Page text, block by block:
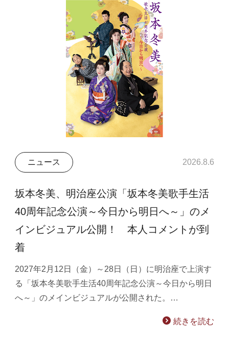
ニュース 2026.8.6
坂本冬美、明治座公演「坂本冬美歌手生活
40周年記念公演～今日から明日へ～」のメ
インビジュアル公開！ 本人コメントが到
着
2027年2月12日（金）～28日（日）に明治座で上演す
る「坂本冬美歌手生活40周年記念公演～今日から明日
へ～」のメインビジュアルが公開された。…
続きを読む